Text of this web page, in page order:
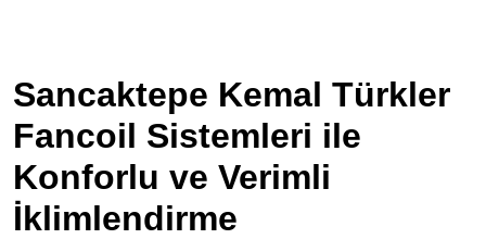
Sancaktepe Kemal Türkler
Fancoil Sistemleri ile
Konforlu ve Verimli
İklimlendirme